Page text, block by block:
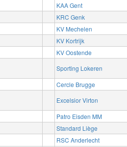
KAA Gent
KRC Genk
KV Mechelen
KV Kortrijk
KV Oostende
Sporting Lokeren
Cercle Brugge
Excelsior Virton
Patro Eisden MM
Standard Liège
RSC Anderlecht